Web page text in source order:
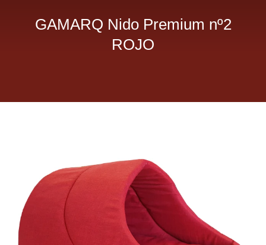
Arenas
Descanso
GAMARQ Nido Premium nº2
ROJO